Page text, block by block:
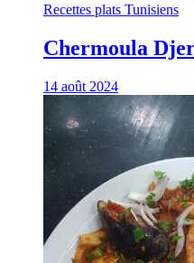
Recettes plats Tunisiens
Chermoula
14 août 2024